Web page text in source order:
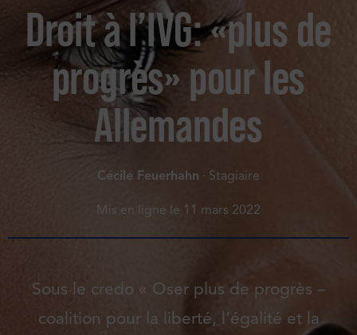
Droit à l’IVG: «plus de
progrès» pour les
Allemandes
Cécile Feuerhahn · Stagiaire
Mis en ligne le 11 mars 2022
Sous le credo « Oser plus de progrès –
coalition pour la liberté, l’égalité et la